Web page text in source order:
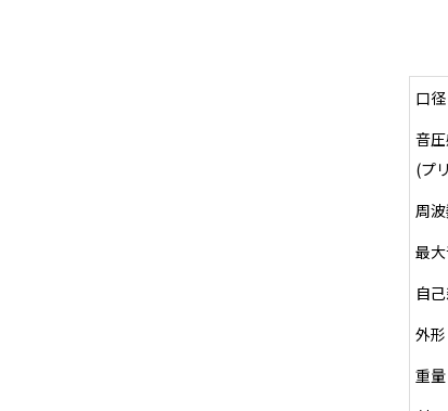
口径
音
(プ
周
最
自
外
重量